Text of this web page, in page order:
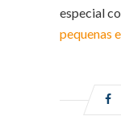
especial
pequenas